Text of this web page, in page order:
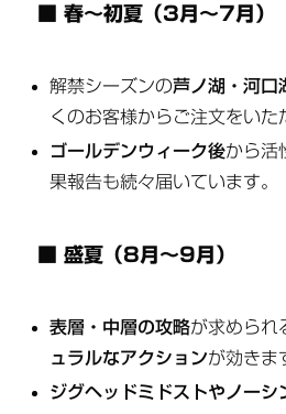
■ 春～初夏（3月～7月）
解禁シーズンの芦ノ湖・河口
くのお客様からご注文をいた
ゴールデンウィーク後から活
果報告も続々届いています。
■ 盛夏（8月～9月）
表層・中層の攻略が求められ
ュラルなアクションが効きま
ジグヘッドミドストやノーシ